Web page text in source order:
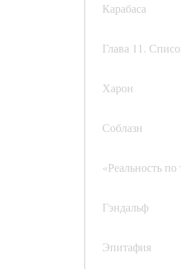
Карабаса
Глава 11.
Харон
Соблазн
«Реальность
Гэндальф
Эпитафия